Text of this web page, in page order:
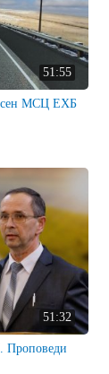
51:55
МСЦ ЕХБ
51:32
Проповеди